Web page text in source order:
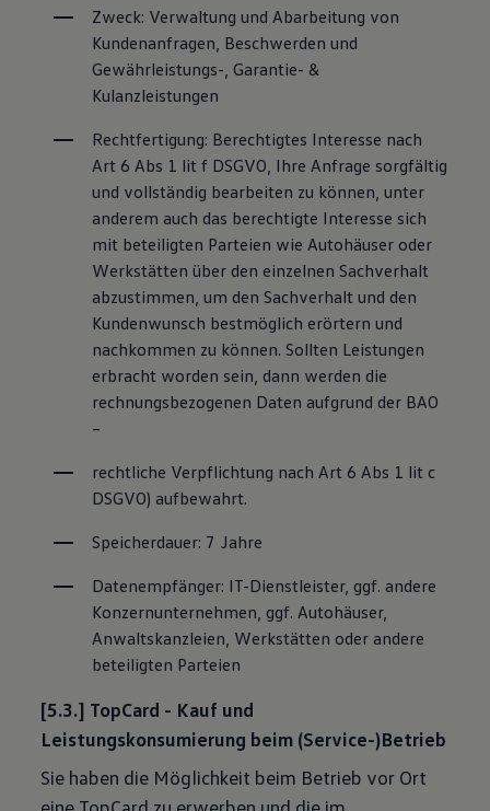
Zweck: Verwaltung und Abarbeitung von
Kundenanfragen, Beschwerden und
Gewährleistungs-, Garantie- &
Kulanzleistungen
Rechtfertigung: Berechtigtes Interesse nach
Art 6 Abs 1 lit f DSGVO, Ihre Anfrage sorgfältig
und vollständig bearbeiten zu können, unter
anderem auch das berechtigte Interesse sich
mit beteiligten Parteien wie Autohäuser oder
Werkstätten über den einzelnen Sachverhalt
abzustimmen, um den Sachverhalt und den
Kundenwunsch bestmöglich erörtern und
nachkommen zu können. Sollten Leistungen
erbracht worden sein, dann werden die
rechnungsbezogenen Daten aufgrund der BAO
–
rechtliche Verpflichtung nach Art 6 Abs 1 lit c
DSGVO) aufbewahrt.
Speicherdauer: 7 Jahre
Datenempfänger: IT-Dienstleister, ggf. andere
Konzernunternehmen, ggf. Autohäuser,
Anwaltskanzleien, Werkstätten oder andere
beteiligten Parteien
[5.3.] TopCard - Kauf und
Leistungskonsumierung beim (Service-)Betrieb
Sie haben die Möglichkeit beim Betrieb vor Ort